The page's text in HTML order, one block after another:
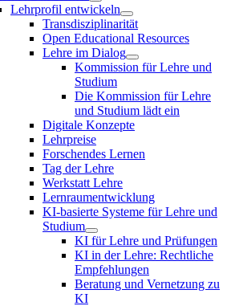
Lehrprofil entwickeln
Transdisziplinarität
Open Educational Resources
Lehre im Dialog
Kommission für Lehre und
Studium
Die Kommission für Lehre
und Studium lädt ein
Digitale Konzepte
Lehrpreise
Forschendes Lernen
Tag der Lehre
Werkstatt Lehre
Lernraumentwicklung
KI-basierte Systeme für Lehre und
Studium
KI für Lehre und Prüfungen
KI in der Lehre: Rechtliche
Empfehlungen
Beratung und Vernetzung zu
KI